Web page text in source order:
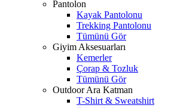
Pantolon
Kayak Pantolonu
Trekking Pantolonu
Tümünü Gör
Giyim Aksesuarları
Kemerler
Çorap & Tozluk
Tümünü Gör
Outdoor Ara Katman
T-Shirt & Sweatshirt